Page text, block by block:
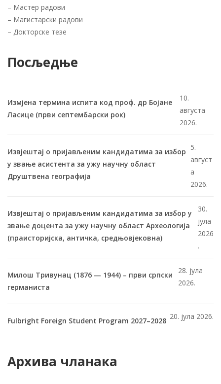
– Мастер радови
– Магистарски радови
– Докторске тезе
Посљедње
Измјена термина испита код проф. др Бојане
Ласице (први септембарски рок)
10.
августа
2026.
Извјештај о пријављеним кандидатима за избор
у звање асистента за ужу научну област
Друштвена географија
5.
август
а
2026.
Извјештај о пријављеним кандидатима за избор у
звање доцента за ужу научну област Археологија
(праисторијска, античка, средњовјековна)
30.
јула
2026
.
Милош Тривунац (1876 — 1944) – први српски
германиста
28. јула
2026.
Fulbright Foreign Student Program 2027–2028 20. јула 2026.
Архива чланака